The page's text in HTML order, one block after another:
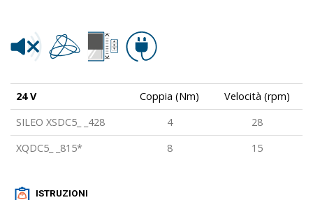
24 V Coppia (Nm)
Velocità (rpm)
SILEO XSDC5_ _428
4
28
XQDC5_ _815*
8 15
ISTRUZIONI